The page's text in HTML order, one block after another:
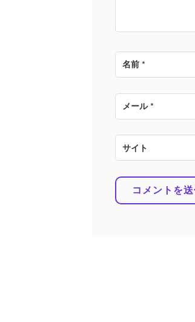
名前 *
メール*
サイト